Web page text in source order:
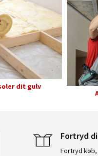
dit gulv
Fortryd
Fortryd